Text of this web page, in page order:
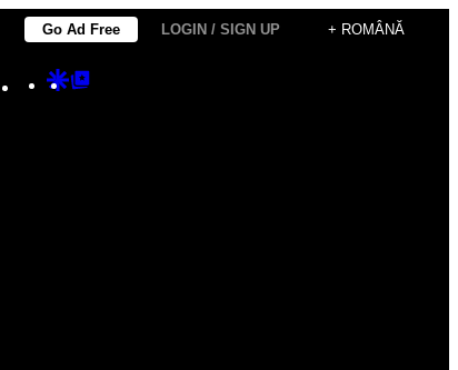
Go Ad Free LOGIN / SIGN UP + ROMÂNĂ
Instagram
TikTokYouTube
Google